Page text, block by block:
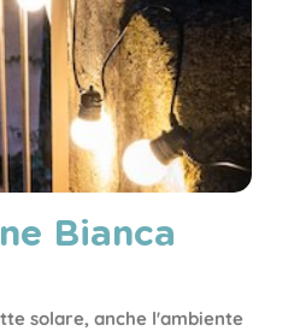
Bianca
solare, anche l'ambiente